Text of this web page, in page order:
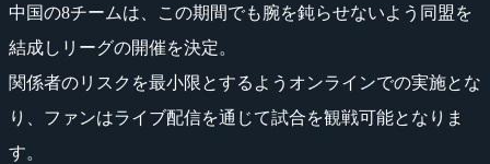
中国の8チームは、この期間でも腕を鈍らせないよう同盟を
結成しリーグの開催を決定。
関係者のリスクを最小限とするようオンラインでの実施とな
り、ファンはライブ配信を通じて試合を観戦可能となりま
す。